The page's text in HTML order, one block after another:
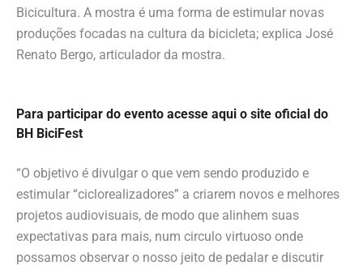
Bicicultura. A mostra é uma forma de estimular novas
produções focadas na cultura da bicicleta; explica José
Renato Bergo, articulador da mostra.
Para participar do evento acesse aqui o site oficial do
BH BiciFest
“O objetivo é divulgar o que vem sendo produzido e
estimular “ciclorealizadores” a criarem novos e melhores
projetos audiovisuais, de modo que alinhem suas
expectativas para mais, num circulo virtuoso onde
possamos observar o nosso jeito de pedalar e discutir